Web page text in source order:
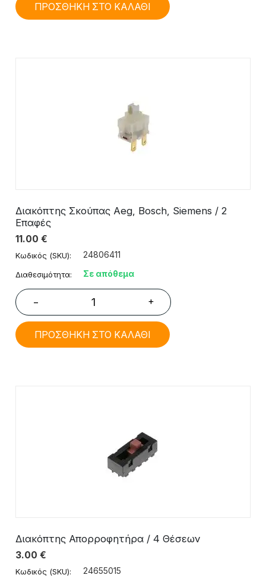
ΠΡΟΣΘΗΚΗ ΣΤΟ ΚΑΛΑΘΙ
Διακόπτης Σκούπας Aeg, Bosch, Siemens / 2
Επαφές
11.00 €
Κωδικός (SKU): 24806411
Διαθεσιμότητα: Σε απόθεμα
− +
ΠΡΟΣΘΗΚΗ ΣΤΟ ΚΑΛΑΘΙ
Διακόπτης Απορροφητήρα / 4 Θέσεων
3.00 €
Κωδικός (SKU): 24655015